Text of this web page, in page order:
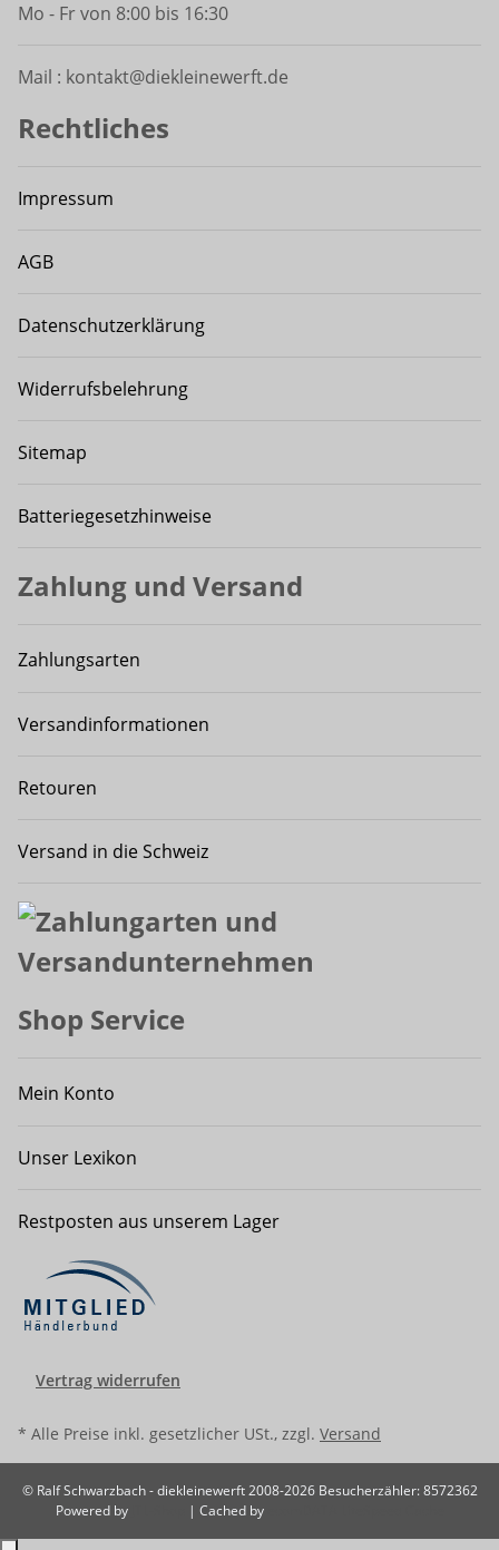
Mo - Fr von 8:00 bis 16:30
Mail : kontakt@diekleinewerft.de
Rechtliches
Impressum
AGB
Datenschutzerklärung
Widerrufsbelehrung
Sitemap
Batteriegesetzhinweise
Zahlung und Versand
Zahlungsarten
Versandinformationen
Retouren
Versand in die Schweiz
Shop Service
Mein Konto
Unser Lexikon
Restposten aus unserem Lager
Vertrag widerrufen
* Alle Preise inkl. gesetzlicher USt., zzgl. Versand
© Ralf Schwarzbach - diekleinewerft 2008-2026Besucherzähler: 8572362
Powered by
| Cached by